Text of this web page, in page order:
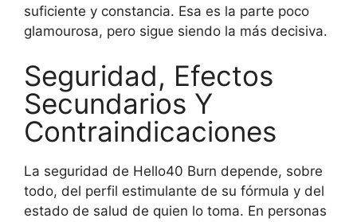
suficiente y constancia. Esa es la parte poco
glamourosa, pero sigue siendo la más decisiva.
Seguridad, Efectos
Secundarios Y
Contraindicaciones
La seguridad de Hello40 Burn depende, sobre
todo, del perfil estimulante de su fórmula y del
estado de salud de quien lo toma. En personas